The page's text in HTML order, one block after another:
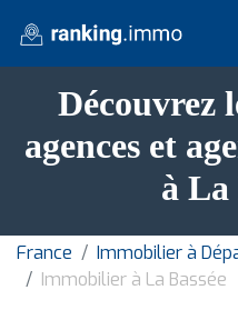
Découvrez
agences et
à La
France
Immobilier à
Immobilier à La Bassée